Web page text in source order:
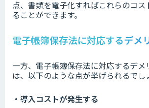
点、書類を電子化すればこれらのコス
ることができます。
電子帳簿保存法に対応するデメ
一方、電子帳簿保存法に対応するデメ
は、以下のような点が挙げられるでし
・導入コストが発生する